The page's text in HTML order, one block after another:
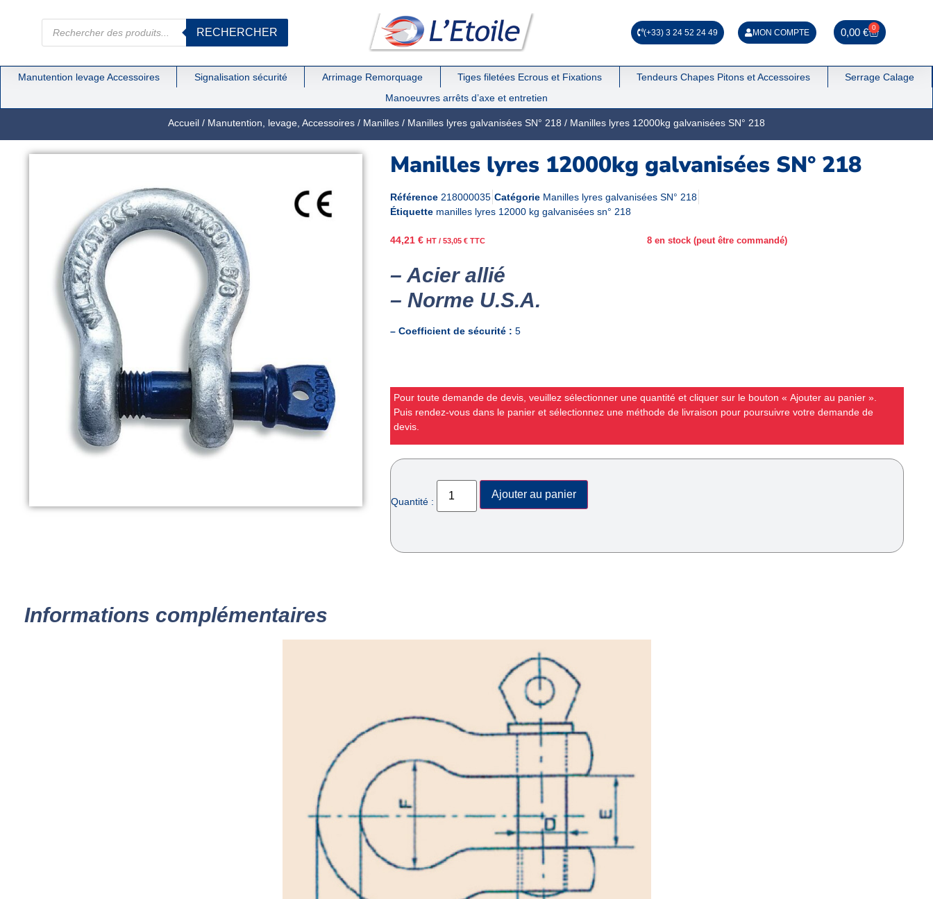
RECHERCHER (+33) 3 24 52 24 49 MON COMPTE 0,00€ 0
Manutention levage Accessoires Signalisation sécurité Arrimage Remorquage Tiges filetées Ecrous et Fixations Tendeurs Chapes Pitons et Accessoires
Serrage Calage
Manoeuvres arrêts d’axe et entretien
Accueil / Manutention, levage, Accessoires / Manilles / Manilles lyres galvanisées SN° 218 / Manilles lyres 12000kg galvanisées SN° 218
Manilles lyres 12000kg galvanisées SN° 218
Référence 218000035 Catégorie Manilles lyres galvanisées SN° 218
Étiquette manilles lyres 12000 kg galvanisées sn° 218
44,21 € HT / 53,05 € TTC 8 en stock (peut être commandé)
– Acier allié
– Norme U.S.A.
– Coefficient de sécurité : 5
Pour toute demande de devis, veuillez sélectionner une quantité et cliquer sur le bouton « Ajouter au panier ».
Puis rendez-vous dans le panier et sélectionnez une méthode de livraison pour poursuivre votre demande de
devis.
Quantité :
Ajouter au panier
Informations complémentaires